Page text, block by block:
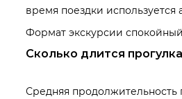
время поездки
Формат экскурсии
Сколько длится
Средняя продолжительность